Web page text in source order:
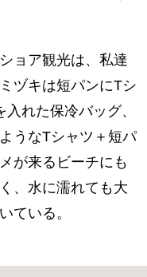
ョア観光は、私達
ヅキは短パンにTシ
れた保冷バッグ、
うなTシャツ＋短パ
が来るビーチにも
、水に濡れても大
ている。